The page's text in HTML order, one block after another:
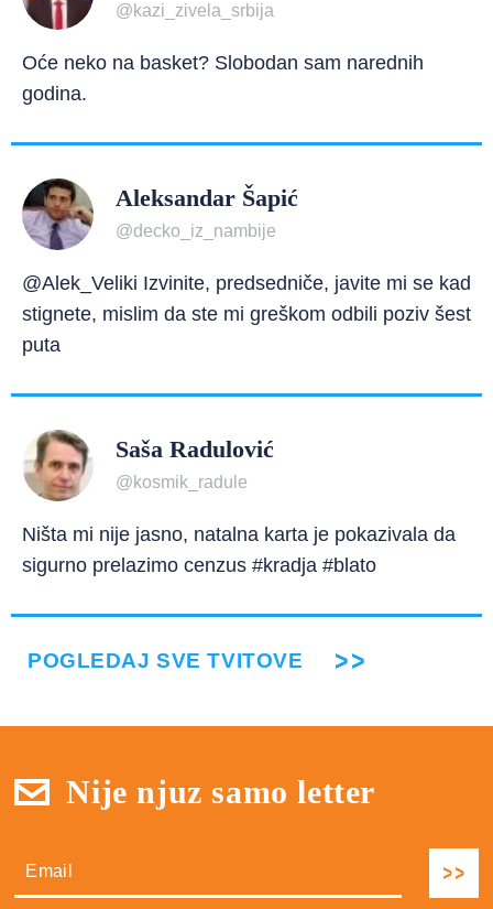
@kazi_zivela_srbija
Oće neko na basket? Slobodan sam narednih
godina.
Aleksandar Šapić
@decko_iz_nambije
@Alek_Veliki Izvinite, predsedniče, javite mi se kad
stignete, mislim da ste mi greškom odbili poziv šest
puta
Saša Radulović
@kosmik_radule
Ništa mi nije jasno, natalna karta je pokazivala da
sigurno prelazimo cenzus #kradja #blato
POGLEDAJ SVE TVITOVE
Nije njuz samo letter